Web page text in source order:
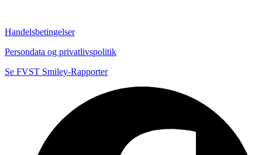
Handelsbetingelser
Persondata og privatlivspolitik
Se FVST Smiley-Rapporter